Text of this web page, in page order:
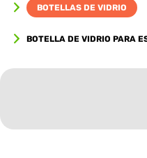
BOTELLAS DE VIDRIO
BOTELLA DE VIDRIO PARA